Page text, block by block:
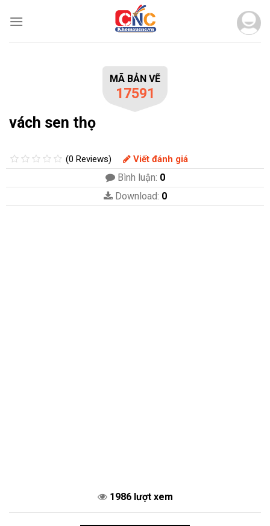
MÃ BẢN VẼ
17591
vách sen thọ
(0 Reviews) Viết đánh giá
Bình luận: 0
Download: 0
1986 lượt xem